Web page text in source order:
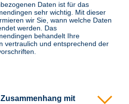
Daten ist für das
sehr wichtig. Mit dieser
wir Sie, wann welche Daten
werden. Das
behandelt Ihre
vertraulich und entsprechend der
mit